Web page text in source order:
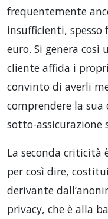
frequentemente
insufficienti, spesso
euro. Si genera
cliente affida i
convinto di averli
comprendere la
sotto-assicurazione
La seconda criticità
per così dire,
derivante
privacy, che è alla